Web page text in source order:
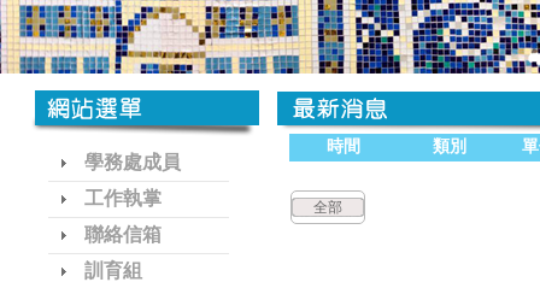
學務處成員
工作執掌
聯絡信箱
訓育組
時間 類別
全部